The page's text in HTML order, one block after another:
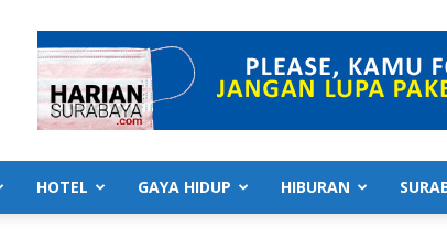
HOTEL GAYA HIDUP HIBURAN